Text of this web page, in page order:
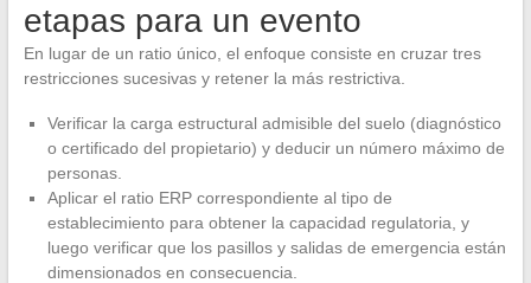
etapas para un evento
En lugar de un ratio único, el enfoque consiste en cruzar tres
restricciones sucesivas y retener la más restrictiva.
Verificar la carga estructural admisible del suelo (diagnóstico
o certificado del propietario) y deducir un número máximo de
personas.
Aplicar el ratio ERP correspondiente al tipo de
establecimiento para obtener la capacidad regulatoria, y
luego verificar que los pasillos y salidas de emergencia están
dimensionados en consecuencia.